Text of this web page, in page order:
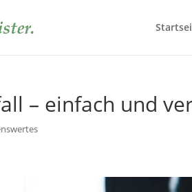
– einfach und